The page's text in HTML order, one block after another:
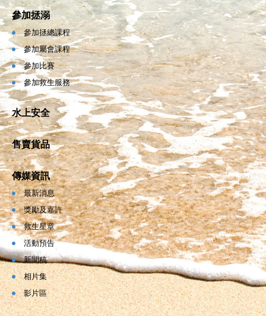
參加拯溺
參加拯總課程
參加屬會課程
參加比賽
參加救生服務
水上安全
售賣貨品
傳媒資訊
最新消息
獎勵及嘉許
救生星章
活動預告
新聞稿
相片集
影片區